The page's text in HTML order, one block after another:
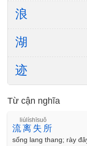
浪
湖
迹
Từ cận nghĩa
流离失所
liúlíshīsuǒ
sống lang thang; rày